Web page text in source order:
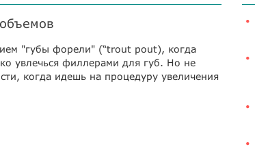
"губы форели" (“trout pout), когда
увлечься филлерами для губ. Но не
когда идешь на процедуру увеличения